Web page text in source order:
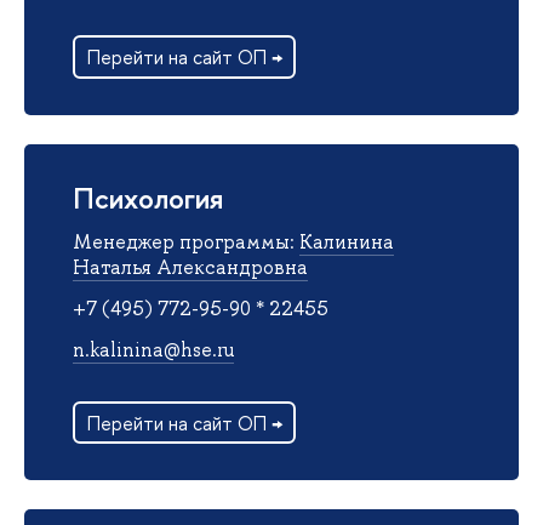
Перейти на сайт ОП →
Психология
Менеджер программы: Калинина
Наталья Александровна
+7 (495) 772-95-90 * 22455
n.kalinina@hse.ru
Перейти на сайт ОП →